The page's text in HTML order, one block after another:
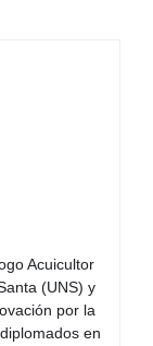
Acuicultor
(UNS) y
por la
en